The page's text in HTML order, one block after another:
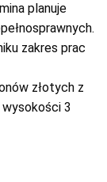
planuje
zakres prac
złotych z
3